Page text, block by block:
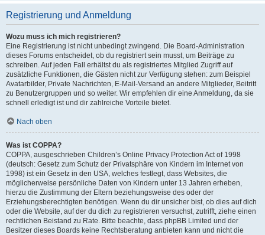
Registrierung und Anmeldung
Wozu muss ich mich registrieren?
Eine Registrierung ist nicht unbedingt zwingend. Die Board-Administration
dieses Forums entscheidet, ob du registriert sein musst, um Beiträge zu
schreiben. Auf jeden Fall erhältst du als registriertes Mitglied Zugriff auf
zusätzliche Funktionen, die Gästen nicht zur Verfügung stehen: zum Beispiel
Avatarbilder, Private Nachrichten, E-Mail-Versand an andere Mitglieder, Beitritt
zu Benutzergruppen und so weiter. Wir empfehlen dir eine Anmeldung, da sie
schnell erledigt ist und dir zahlreiche Vorteile bietet.
Nach oben
Was ist COPPA?
COPPA, ausgeschrieben Children’s Online Privacy Protection Act of 1998
(deutsch: Gesetz zum Schutz der Privatsphäre von Kindern im Internet von
1998) ist ein Gesetz in den USA, welches festlegt, dass Websites, die
möglicherweise persönliche Daten von Kindern unter 13 Jahren erheben,
hierzu die Zustimmung der Eltern beziehungsweise des oder der
Erziehungsberechtigten benötigen. Wenn du dir unsicher bist, ob dies auf dich
oder die Website, auf der du dich zu registrieren versuchst, zutrifft, ziehe einen
rechtlichen Beistand zu Rate. Bitte beachte, dass phpBB Limited und der
Besitzer dieses Boards keine Rechtsberatung anbieten kann und nicht die